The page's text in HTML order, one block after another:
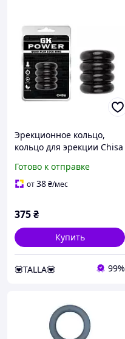
Эрекционное кольцо,
кольцо для эрекции Chisa
Готово к отправке
от38₴/мес
375₴
Купить
💟TALLA💟 99%